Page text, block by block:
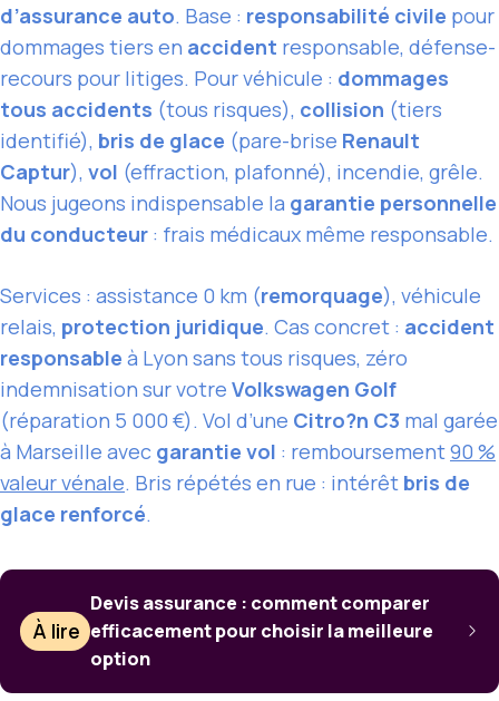
d’assurance auto. Base : responsabilité civile pour
dommages tiers en accident responsable, défense-
recours pour litiges. Pour véhicule : dommages
tous accidents (tous risques), collision (tiers
identifié), bris de glace (pare-brise Renault
Captur), vol (effraction, plafonné), incendie, grêle.
Nous jugeons indispensable la garantie personnelle
du conducteur : frais médicaux même responsable.
Services : assistance 0 km (remorquage), véhicule
relais, protection juridique. Cas concret : accident
responsable à Lyon sans tous risques, zéro
indemnisation sur votre Volkswagen Golf
(réparation 5 000 €). Vol d’une Citro?n C3 mal garée
à Marseille avec garantie vol : remboursement90 %
valeur vénale. Bris répétés en rue : intérêt bris de
glace renforcé.
À lire
Devis assurance : comment comparer
efficacement pour choisir la meilleure
option